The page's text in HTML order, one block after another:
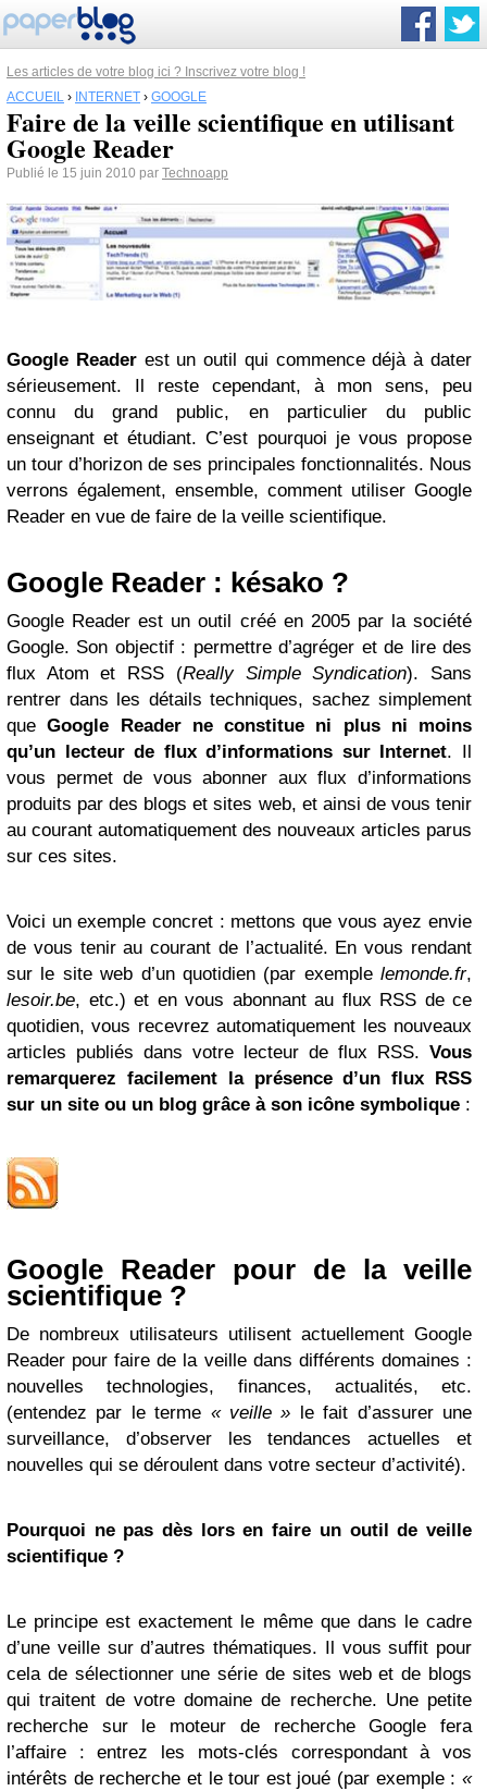
Les articles de votre blog ici ? Inscrivez votre blog !
ACCUEIL › INTERNET › GOOGLE
Faire de la veille scientifique en utilisant
Google Reader
Publié le 15 juin 2010 par Technoapp
Google Readerest un outil qui commence déjà à dater
sérieusement. Il reste cependant, à mon sens, peu
connu du grand public, en particulier du public
enseignant et étudiant. C’est pourquoi je vous propose
un tour d’horizon de ses principales fonctionnalités. Nous
verrons également, ensemble, comment utiliser Google
Reader en vue de faire de la veille scientifique.
Google Reader : késako ?
Google Reader est un outil créé en 2005 par la société
Google. Son objectif : permettre d’agréger et de lire des
flux Atom et RSS (Really Simple Syndication). Sans
rentrer dans les détails techniques, sachez simplement
queGoogle Reader ne constitue ni plus ni moins
qu’un lecteur de flux d’informations sur Internet. Il
vous permet de vous abonner aux flux d’informations
produits par des blogs et sites web, et ainsi de vous tenir
au courant automatiquement des nouveaux articles parus
sur ces sites.
Voici un exemple concret : mettons que vous ayez envie
de vous tenir au courant de l’actualité. En vous rendant
sur le site web d’un quotidien (par exemple lemonde.fr,
lesoir.be, etc.) et en vous abonnant au flux RSS de ce
quotidien, vous recevrez automatiquement les nouveaux
articles publiés dans votre lecteur de flux RSS. Vous
remarquerez facilement la présence d’un flux RSS
sur un site ou un blog grâce à son icône symbolique :
Google Reader pour de la veille
scientifique ?
De nombreux utilisateurs utilisent actuellement Google
Reader pour faire de la veille dans différents domaines :
nouvelles technologies, finances, actualités, etc.
(entendez par le terme « veille » le fait d’assurer une
surveillance, d’observer les tendances actuelles et
nouvelles qui se déroulent dans votre secteur d’activité).
Pourquoi ne pas dès lors en faire un outil de veille
scientifique ?
Le principe est exactement le même que dans le cadre
d’une veille sur d’autres thématiques. Il vous suffit pour
cela de sélectionner une série de sites web et de blogs
qui traitent de votre domaine de recherche. Une petite
recherche sur le moteur de recherche Google fera
l’affaire : entrez les mots-clés correspondant à vos
intérêts de recherche et le tour est joué (par exemple : «